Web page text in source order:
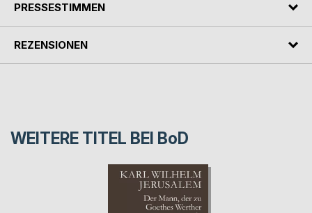
PRESSESTIMMEN
REZENSIONEN
WEITERE TITEL BEI BoD